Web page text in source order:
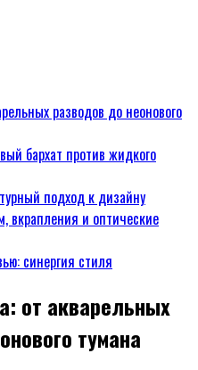
разводов до неонового
бархат против жидкого
подход к дизайну
вкрапления и оптические
синергия стиля
от акварельных
тумана